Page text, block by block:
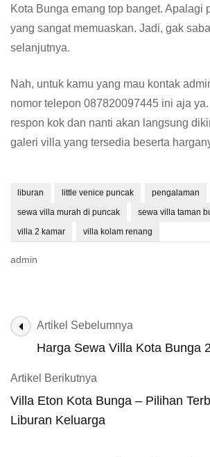
Kota Bunga emang top banget. Apalagi
yang sangat memuaskan. Jadi, gak
selanjutnya.
Nah, untuk kamu yang mau kontak
nomor telepon 087820097445 ini aja
respon kok dan nanti akan langsung
galeri villa yang tersedia beserta
liburan little venice puncak pengalaman
sewa villa murah di puncak
sewa villa taman
villa 2 kamar
villa kolam renang
admin
Navigasi
Artikel
Artikel Sebelumnya
Harga Sewa Villa Kota Bunga
Artikel Berikutnya
Villa Eton Kota Bunga – Pilihan
Liburan Keluarga